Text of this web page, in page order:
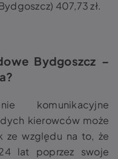
407,73 zł.
Bydgoszcz –
komunikacyjne
kierowców może
ze względu na to, że
lat poprzez swoje